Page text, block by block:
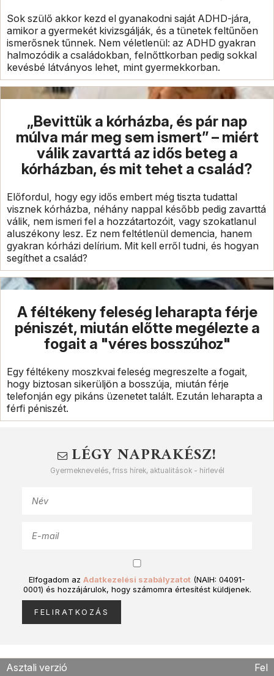
Sok szülő akkor kezd el gyanakodni saját ADHD-jára,
amikor a gyermekét kivizsgálják, és a tünetek feltűnően
ismerősnek tűnnek. Nem véletlenül: az ADHD gyakran
halmozódik a családokban, felnőttkorban pedig sokkal
kevésbé látványos lehet, mint gyermekkorban.
„Bevittük a kórházba, és pár nap
múlva már meg sem ismert” – miért
válik zavarttá az idős beteg a
kórházban, és mit tehet a család?
Előfordul, hogy egy idős embert még tiszta tudattal
visznek kórházba, néhány nappal később pedig zavarttá
válik, nem ismeri fel a hozzátartozóit, vagy szokatlanul
aluszékony lesz. Ez nem feltétlenül demencia, hanem
gyakran kórházi delírium. Mit kell erről tudni, és hogyan
segíthet a család?
A féltékeny feleség leharapta férje
péniszét, miután előtte megélezte a
fogait a "véres bosszúhoz"
Egy féltékeny moszkvai feleség megreszelte a fogait,
hogy biztosan sikerüljön a bosszúja, miután férje
telefonján egy pikáns üzenetet talált. Ezután leharapta a
férfi péniszét.
LÉGY NAPRAKÉSZ!
Gyermeknevelés, friss hírek, aktualitások - hírlevél
Elfogadom az Adatkezelési szabályzatot (NAIH: 04091-
0001) és hozzájárulok, hogy számomra értesítést küldjenek.
Asztali verzió Fel